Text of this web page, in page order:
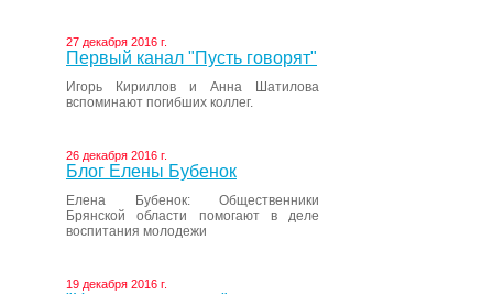
27 декабря 2016 г.
Первый канал "Пусть говорят"
Игорь Кириллов и Анна Шатилова
вспоминают погибших коллег.
26 декабря 2016 г.
Блог Елены Бубенок
Елена Бубенок: Общественники
Брянской области помогают в деле
воспитания молодежи
19 декабря 2016 г.